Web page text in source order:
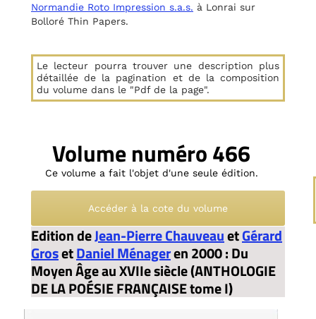
Normandie Roto Impression s.a.s. à Lonrai sur
Bolloré Thin Papers.
Volume numéro 466
Ce volume a fait l'objet d'une seule édition.
Edition deJean-Pierre ChauveauetGérard
GrosetDaniel Ménageren 2000 : Du
Moyen Âge au XVIIe siècle (ANTHOLOGIE
DE LA POÉSIE FRANÇAISE tome I)
Accéder à la cote du volume
Le lecteur pourra trouver une description plus
détaillée de la pagination et de la composition
du volume dans le "Pdf de la page".